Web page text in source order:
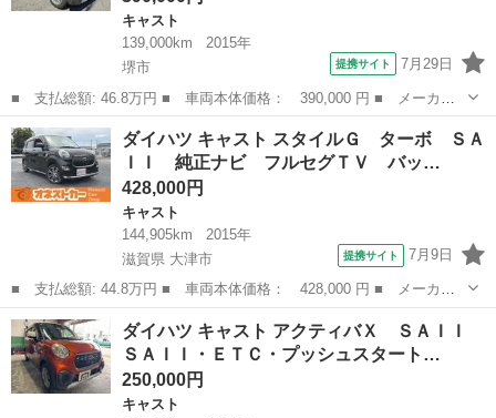
キャスト
139,000km
2015年
堺市
提携サイト 7月29日
■ 支払総額: 46.8万円 ■ 車両本体価格： 390,000 円 ■ メーカー
名： ダイハツ ■ 車種名： キャスト ■ グレード名： アクティ
バＧ ＳＡＩＩ ４ＷＤ スマートアシスト オートエアコン ＬＥ
Ｄライト ナ...
大阪 堺市 キャスト
ダイハツ キャスト スタイルＧ ターボ ＳＡ
ＩＩ 純正ナビ フルセグＴＶ バッ…
428,000円
キャスト
144,905km
2015年
滋賀県 大津市
提携サイト 7月9日
■ 支払総額: 44.8万円 ■ 車両本体価格： 428,000 円 ■ メーカー
名： ダイハツ ■ 車種名： キャスト ■ グレード名： スタイル
Ｇ ターボ ＳＡＩＩ 純正ナビ フルセグＴＶ バックカメラ Ｂ
ｌｕｅｔｏｏ...
滋賀 大津市 キャスト
ダイハツ キャスト アクティバＸ ＳＡＩＩ
ＳＡＩＩ・ＥＴＣ・プッシュスタート…
250,000円
キャスト